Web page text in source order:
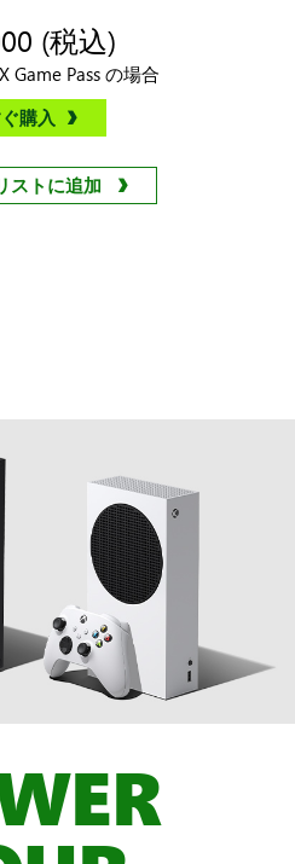
(税込)
Game Pass の場合
購入
ストに追加